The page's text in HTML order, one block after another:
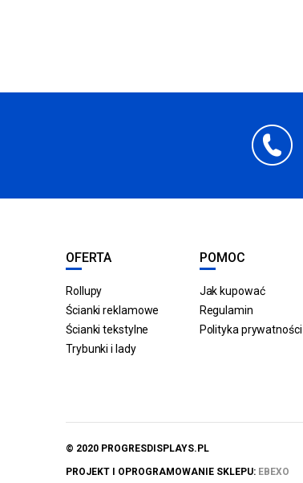
OFERTA
Rollupy
Ścianki reklamowe
Ścianki tekstylne
Trybunki i lady
POMOC
Jak kupować
Regulamin
Polityka prywatności
© 2020 PROGRESDISPLAYS.PL
PROJEKT I OPROGRAMOWANIE SKLEPU: EBEXO